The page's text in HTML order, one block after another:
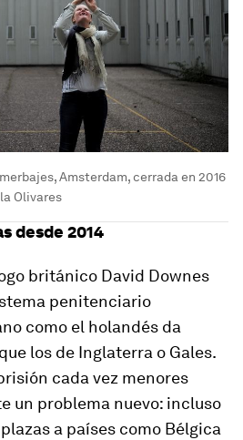
Amsterdam, cerrada en 2016
Olivares
desde 2014
británico David Downes
penitenciario
como el holandés da
los de Inglaterra o Gales.
cada vez menores
un problema nuevo: incluso
a países como Bélgica